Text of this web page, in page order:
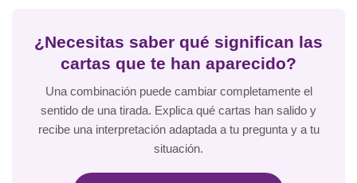
¿Necesitas saber qué significan las
cartas que te han aparecido?
Una combinación puede cambiar completamente el
sentido de una tirada. Explica qué cartas han salido y
recibe una interpretación adaptada a tu pregunta y a tu
situación.